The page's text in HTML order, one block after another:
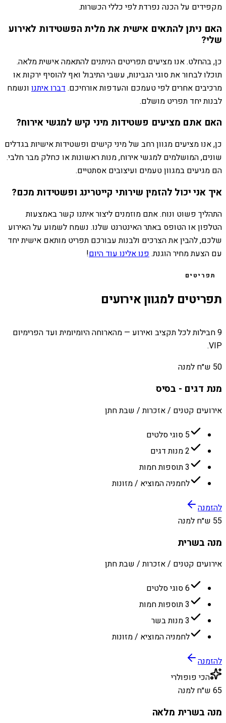
מקפידים על הכנה נפרדת לפי כללי הכשרות.
האם ניתן להתאים אישית את מלית הפשטידות לאירוע
שלי?
כן, בהחלט. אנו מציעים תפריטים הניתנים להתאמה אישית מלאה.
תוכלו לבחור את סוגי הגבינות, עשבי התיבול ואף להוסיף ירקות או
מרכיבים אחרים לפי טעמכם והעדפות אורחיכם. דברו איתנו ונשמח
לבנות יחד תפריט מושלם.
האם אתם מציעים פשטידות מיני קיש למגשי אירוח?
כן, אנו מציעים מגוון רחב של מיני קישים ופשטידות אישיות בגדלים
שונים, המושלמים למגשי אירוח, מנות ראשונות או כחלק מבר חלבי.
הם מגיעים במגוון טעמים ועיצובים אסתטיים.
איך אני יכול להזמין שירותי קייטרינג ופשטידות מכם?
התהליך פשוט ונוח. אתם מוזמנים ליצור איתנו קשר באמצעות
הטלפון או הטופס באתר האינטרנט שלנו. נשמח לשמוע על האירוע
שלכם, להבין את הצרכים ולבנות עבורכם תפריט מותאם אישית יחד
עם הצעת מחיר הוגנת. פנו אלינו עוד היום!
תפריטים
תפריטים למגוון אירועים
9 חבילות לכל תקציב ואירוע — מהארוחה היומיומית ועד הפרימיום
VIP.
50 ש״ח למנה
מנת דגים - בסיס
אירועים קטנים / אזכרות / שבת חתן
5 סוגי סלטים
2 מנות דגים
3 תוספות חמות
לחמניה המוציא / מזונות
להזמנה
55 ש״ח למנה
מנה בשרית
אירועים קטנים / אזכרות / שבת חתן
6 סוגי סלטים
3 תוספות חמות
3 מנות בשר
לחמניה המוציא / מזונות
להזמנה
הכי פופולרי
65 ש״ח למנה
מנה בשרית מלאה